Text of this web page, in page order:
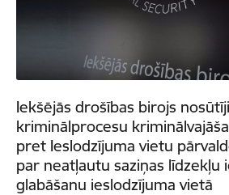
Iekšējās drošības birojs
kriminālprocesu
pret Ieslodzījuma vietu
par neatļautu saziņas līdzekļu
glabāšanu ieslodzījuma vietā